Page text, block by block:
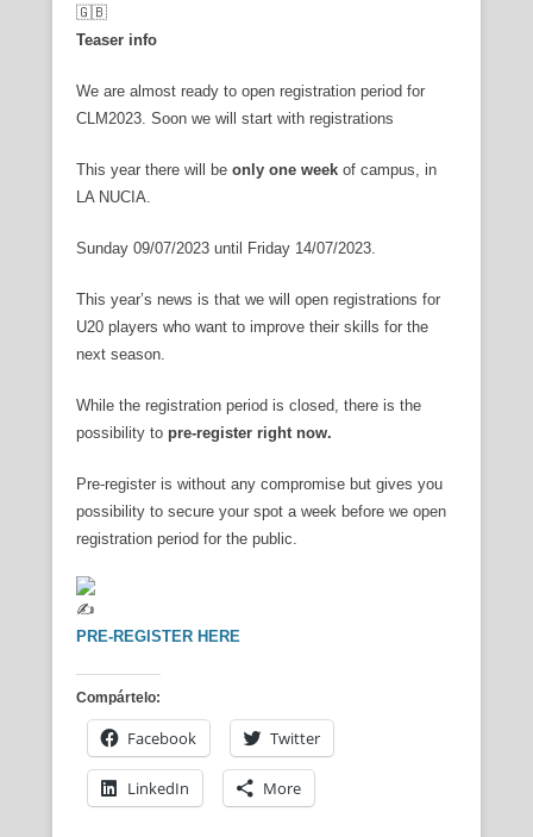
Teaser info
We are almost ready to open registration period for
CLM2023. Soon we will start with registrations
This year there will be only one week of campus, in
LA NUCIA.
Sunday 09/07/2023 until Friday 14/07/2023.
This year’s news is that we will open registrations for
U20 players who want to improve their skills for the
next season.
While the registration period is closed, there is the
possibility to pre-register right now.
Pre-register is without any compromise but gives you
possibility to secure your spot a week before we open
registration period for the public.
PRE-REGISTER HERE
Compártelo:
Facebook Twitter
LinkedIn More